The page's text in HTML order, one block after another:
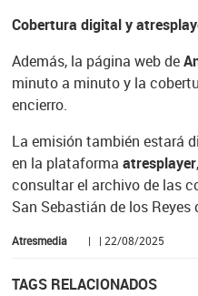
Cobertura digital y
Además, la página web de
minuto a minuto y la
encierro.
La emisión también estará
en la plataforma atresplayer
consultar el archivo de las
San Sebastián de los Reyes
Atresmedia | | 22/08/2025
TAGS RELACIONADOS